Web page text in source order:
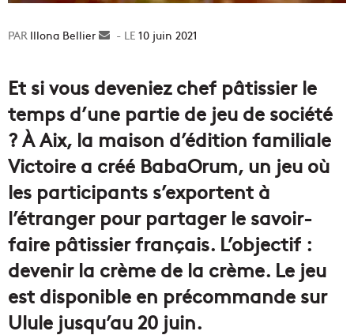
Illona Bellier
Envoyer10 juin 2021
Et si vous deveniez chef pâtissier le
temps d’une partie de jeu de société
? À Aix, la maison d’édition familiale
Victoire a créé BabaOrum, un jeu où
les participants s’exportent à
l’étranger pour partager le savoir-
faire pâtissier français. L’objectif :
devenir la crème de la crème. Le jeu
est disponible en précommande sur
Ulule jusqu’au 20 juin.